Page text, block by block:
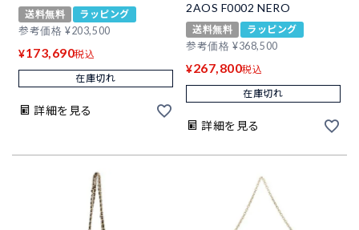
送料無料
ラッピング
参考価格 ¥203,500
¥173,690税込
在庫切れ
詳細を見る
2AOS F0002 NERO
送料無料
ラッピング
参考価格 ¥368,500
¥267,800税込
在庫切れ
詳細を見る